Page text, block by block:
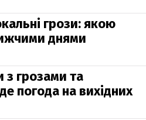
грози: якою
днями
з грозами та
погода на вихідних